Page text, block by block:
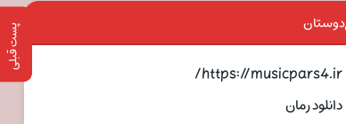
پست قبلی دوستان
https://musicpars4.ir/
دانلود رمان